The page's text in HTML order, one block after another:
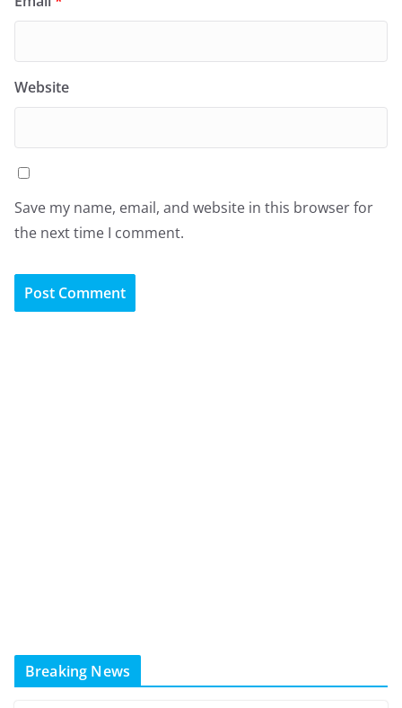
Website
Save my name, email, and website in this browser for
the next time I comment.
Breaking News